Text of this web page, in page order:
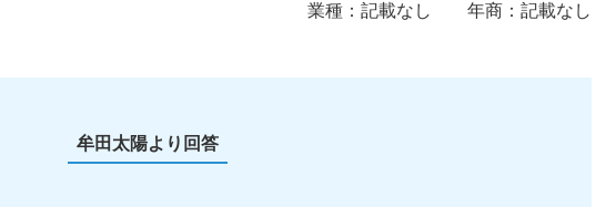
業種： 記載なし 年商： 記載なし
牟田太陽より回答